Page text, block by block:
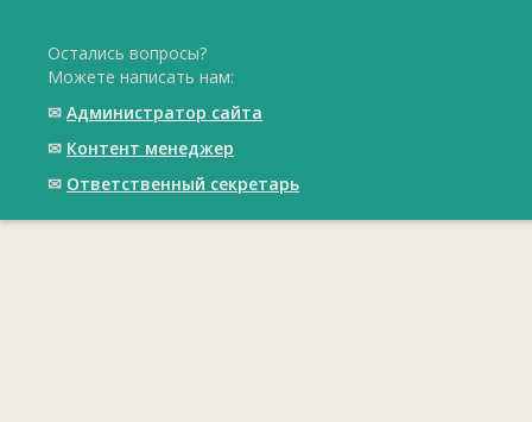
Остались вопросы?
Можете написать нам:
✉ Администратор сайта
✉ Контент менеджер
✉ Ответственный cекретарь